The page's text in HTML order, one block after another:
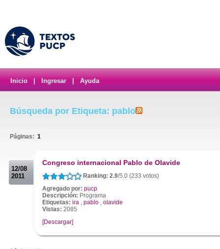
Inicio Ingresar Ayuda
Búsqueda por Etiqueta: pablo
Páginas: 1
12/08
2011
Congreso internacional Pablo de Olavide
Ranking: 2.9/5.0 (233 votos)
Agregado por: pucp
Descripción: Programa
Etiquetas: ira , pablo , olavide
Vistas: 2085
[Descargar]